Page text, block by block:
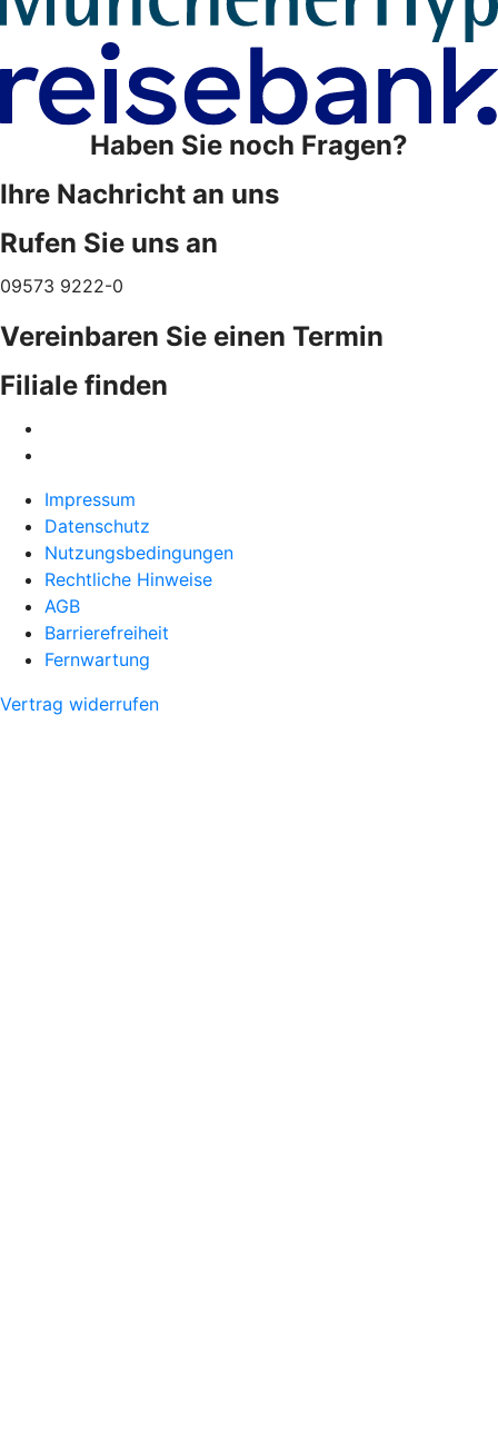
Haben Sie noch Fragen?
Ihre Nachricht an uns
Rufen Sie uns an
09573 9222-0
Vereinbaren Sie einen Termin
Filiale finden
Impressum
Datenschutz
Nutzungsbedingungen
Rechtliche Hinweise
AGB
Barrierefreiheit
Fernwartung
Vertrag widerrufen